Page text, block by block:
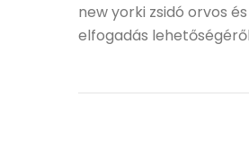
new yorki zsidó orvos
elfogadás